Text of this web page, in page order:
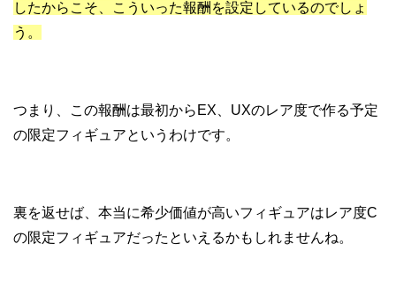
したからこそ、こういった報酬を設定しているのでしょ
う。
つまり、この報酬は最初からEX、UXのレア度で作る予定
の限定フィギュアというわけです。
裏を返せば、本当に希少価値が高いフィギュアはレア度C
の限定フィギュアだったといえるかもしれませんね。